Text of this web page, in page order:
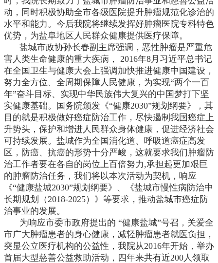
动，同时积极协助全市各级医院提升肿瘤规范化诊治的
水平和能力。今后我院将继续发挥好肿瘤医院专科特色
优势，为盐阜地区人民群众健康提供医疗保障。
盐城市政协孙长春副主席强调，恶性肿瘤是严重危
害人类生命健康的重大疾病， 2016年8月习近平总书记
在全国卫生与健康大会上强调加快推进健康中国建设，
努力全方位、全周期保障人民健康，为实现“两个一百
年”奋斗目标、实现中华民族伟大复兴的中国梦打下坚
实健康基础。国务院颁发《“健康2030”规划纲要》，其
目的就是积极做好癌症防治工作，尽快遏制我国癌症上
升势头，保护和增进人民群众身体健康，促进经济社会
可持续发展。盐城作为全国消化道、呼吸道癌症高发
区，防癌、抗癌的形势十分严峻，这就要求我们肿瘤防
治工作者要在各自的岗位上百倍努力,承担起更加艰巨
的肿瘤防治任务，我们将以本次活动为契机，响应
《“健康盐城2030”规划纲要》、《盐城市慢性病防治中
长期规划（2018-2025）》等要求，推动盐城市癌症防
治事业的发展。
为响应市委市政府提出的 “健康盐城”号召，关爱全
市广大肿瘤患者的身心健康，减轻肿瘤患者就医负担，
突显公立医疗机构的公益性，我院从2016年开始，举办
首届大型慈善公益救助活动，四年来共有近200人领取